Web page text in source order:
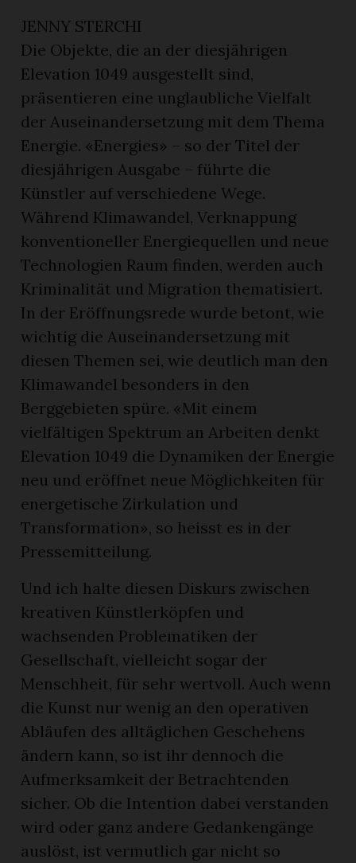
JENNY STERCHI
Die Objekte, die an der diesjährigen
Elevation 1049 ausgestellt sind,
präsentieren eine unglaubliche Vielfalt
der Auseinandersetzung mit dem Thema
Energie. «Energies» – so der Titel der
diesjährigen Ausgabe – führte die
Künstler auf verschiedene Wege.
Während Klimawandel, Verknappung
konventioneller Energiequellen und neue
Technologien Raum finden, werden auch
Kriminalität und Migration thematisiert.
In der Eröffnungsrede wurde betont, wie
wichtig die Auseinandersetzung mit
diesen Themen sei, wie deutlich man den
Klimawandel besonders in den
Berggebieten spüre. «Mit einem
vielfältigen Spektrum an Arbeiten denkt
Elevation 1049 die Dynamiken der Energie
neu und eröffnet neue Möglichkeiten für
energetische Zirkulation und
Transformation», so heisst es in der
Pressemitteilung.
Und ich halte diesen Diskurs zwischen
kreativen Künstlerköpfen und
wachsenden Problematiken der
Gesellschaft, vielleicht sogar der
Menschheit, für sehr wertvoll. Auch wenn
die Kunst nur wenig an den operativen
Abläufen des alltäglichen Geschehens
ändern kann, so ist ihr dennoch die
Aufmerksamkeit der Betrachtenden
sicher. Ob die Intention dabei verstanden
wird oder ganz andere Gedankengänge
auslöst, ist vermutlich gar nicht so